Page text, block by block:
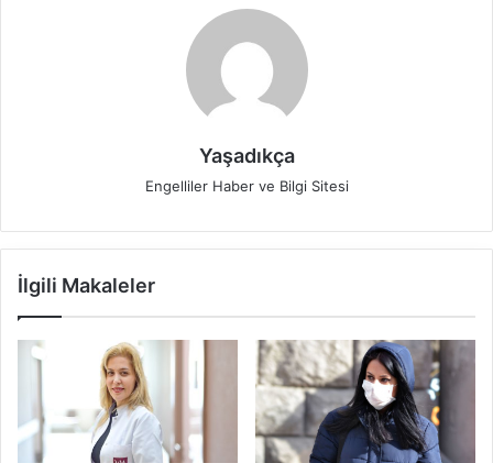
Yaşadıkça
Engelliler Haber ve Bilgi Sitesi
İlgili Makaleler